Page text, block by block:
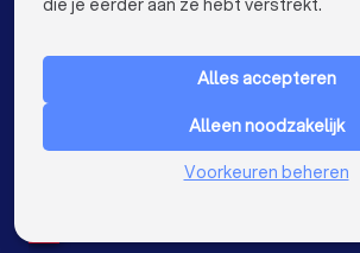
Mediators bij jou in de buurt
Nederland
die je eerder aan ze hebt verstrekt.
Alles accepteren
Alleen noodzakelijk
Voorkeuren beheren